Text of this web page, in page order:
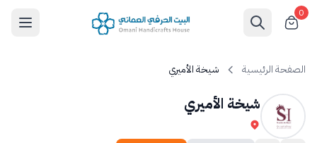
0
الصفحة الرئيسية شيخة الأميري
شيخة الأميري